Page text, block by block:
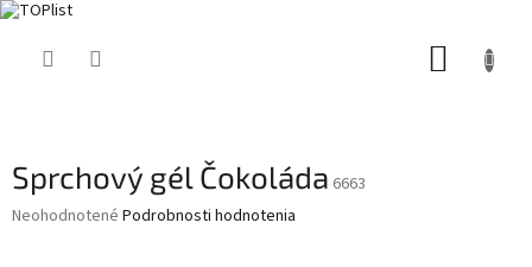
Sprchový gél Čokoláda 6663
Priemerné
Neohodnotené Podrobnosti hodnotenia